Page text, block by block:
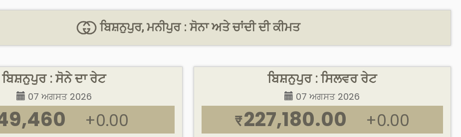
ਬਿਸ਼ਨੁਪੁਰ, ਮਨੀਪੁਰ : ਸੋਨਾ ਅਤੇ ਚਾਂਦੀ ਦੀ ਕੀਮਤ
ਬਿਸ਼ਨੁਪੁਰ : ਸੋਨੇ ਦਾ ਰੇਟ
07 ਅਗਸਤ 2026
+0.00
ਬਿਸ਼ਨੁਪੁਰ : ਸਿਲਵਰ ਰੇਟ
07 ਅਗਸਤ 2026
₹227,180.00 +0.00